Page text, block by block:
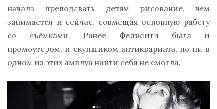
начала преподавать детям рисование, чем
занимается и сейчас, совмещая основную работу
со съёмками. Ранее Фелисити была и
промоутером, и скупщиком антиквариата, но ни в
одном из этих амплуа найти себя не смогла.